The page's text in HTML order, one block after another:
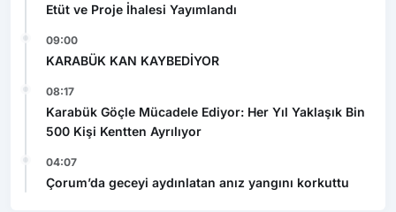
Etüt ve Proje İhalesi Yayımlandı
09:00
KARABÜK KAN KAYBEDİYOR
08:17
Karabük Göçle Mücadele Ediyor: Her Yıl Yaklaşık Bin
500 Kişi Kentten Ayrılıyor
04:07
Çorum’da geceyi aydınlatan anız yangını korkuttu